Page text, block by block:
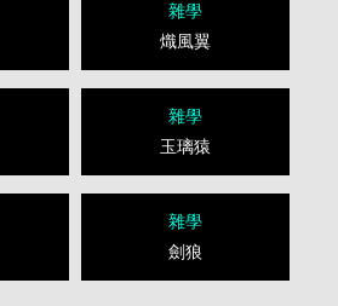
雜學
熾風翼
雜學
玉璃猿
雜學
劍狼